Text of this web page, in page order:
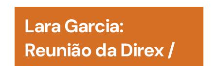
Lara Garcia:
Reunião da Direx /